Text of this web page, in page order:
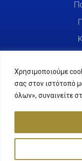
Χρησιμοποιούμε
σας στον ιστότοπό
όλων», συναινείτε